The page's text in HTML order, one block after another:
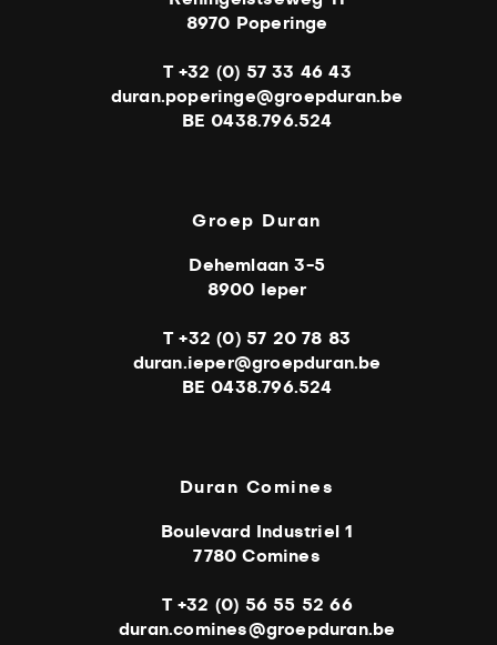
8970 Poperinge
T +32 (0) 57 33 46 43
duran.poperinge@groepduran.be
BE 0438.796.524
Groep Duran
Dehemlaan 3-5
8900 Ieper
T +32 (0) 57 20 78 83
duran.ieper@groepduran.be
BE 0438.796.524
Duran Comines
Boulevard Industriel 1
7780 Comines
T +32 (0) 56 55 52 66
duran.comines@groepduran.be